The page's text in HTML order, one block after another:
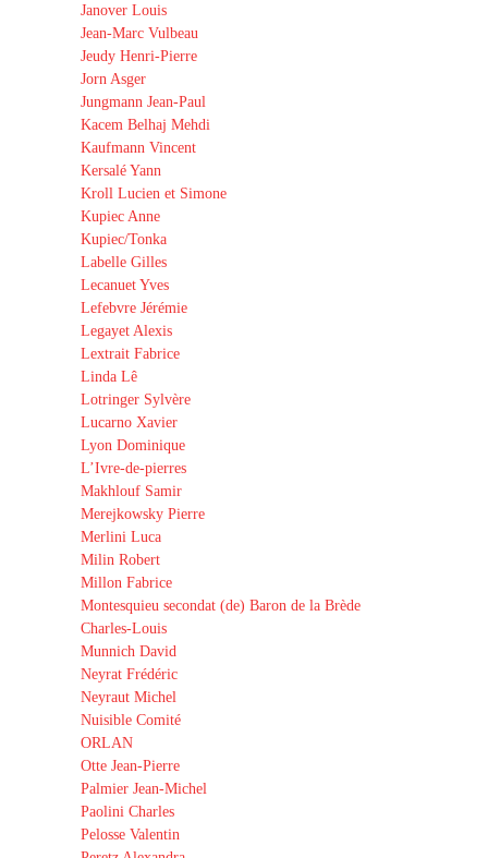
Janover Louis
Jean-Marc Vulbeau
Jeudy Henri-Pierre
Jorn Asger
Jungmann Jean-Paul
Kacem Belhaj Mehdi
Kaufmann Vincent
Kersalé Yann
Kroll Lucien et Simone
Kupiec Anne
Kupiec/Tonka
Labelle Gilles
Lecanuet Yves
Lefebvre Jérémie
Legayet Alexis
Lextrait Fabrice
Linda Lê
Lotringer Sylvère
Lucarno Xavier
Lyon Dominique
L’Ivre-de-pierres
Makhlouf Samir
Merejkowsky Pierre
Merlini Luca
Milin Robert
Millon Fabrice
Montesquieu secondat (de) Baron de la Brède
Charles-Louis
Munnich David
Neyrat Frédéric
Neyraut Michel
Nuisible Comité
ORLAN
Otte Jean-Pierre
Palmier Jean-Michel
Paolini Charles
Pelosse Valentin